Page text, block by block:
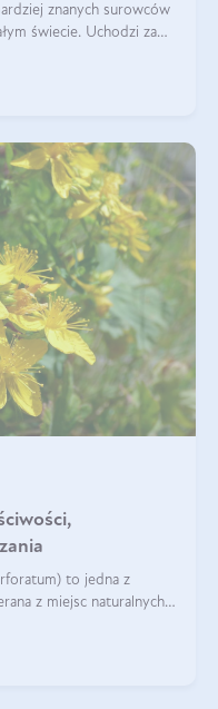
znanych surowców
świecie. Uchodzi za
to jedna z
z miejsc naturalnych i